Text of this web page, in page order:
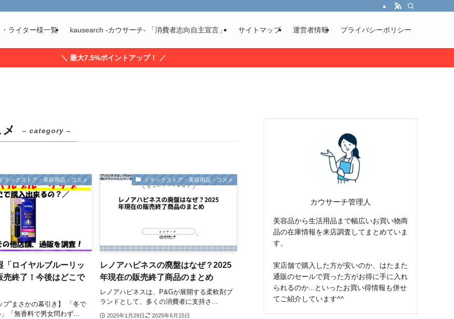
ライター様一覧 kausearch -カウサーチ- 「消費者志向自主宣言」 サイトマップ 運営者情報 プライバシーポリシー
＼ 最大7.5%ポイントアップ！ ／
– category –
ラックストア・美容用品・コスメ
「ロイヤルブルーリッ
売終了！今後はどこで
プ”まさかの幕引き】 「冬で
「無香料で男女問わず...
ドラックストア・美容用品・コスメ
レノアハピネスの廃盤はなぜ？2025
年現在の販売終了商品のまとめ
レノアハピネスは、P&Gが展開する柔軟剤ブ
ランドとして、多くの消費者に支持さ...
2025年1月29日 2025年6月15日
カウサーチ管理人
美容品から生活用品まで幅広いお買い物商
品の在庫情報を来店調査してまとめていま
す。
実店舗で購入した方が安いのか、はたまた
通販のセールで買った方がお得に手に入れ
られるのか...といったお買い得情報も併せ
てご紹介しています^^